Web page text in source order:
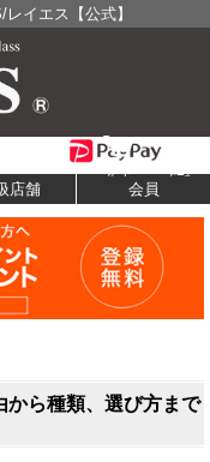
イエス【公式】
店舗 会員
から種類、選び方まで